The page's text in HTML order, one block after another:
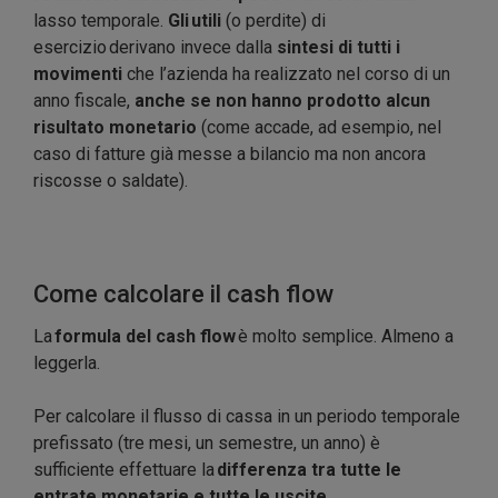
lasso temporale. Gli utili (o perdite) di
esercizio derivano invece dalla sintesi di tutti i
movimenti che l’azienda ha realizzato nel corso di un
anno fiscale, anche se non hanno prodotto alcun
risultato monetario (come accade, ad esempio, nel
caso di fatture già messe a bilancio ma non ancora
riscosse o saldate).
Come calcolare il cash flow
Laformula del cash flowè molto semplice. Almeno a
leggerla.
Per calcolare il flusso di cassa in un periodo temporale
prefissato (tre mesi, un semestre, un anno) è
sufficiente effettuare ladifferenza tra tutte le